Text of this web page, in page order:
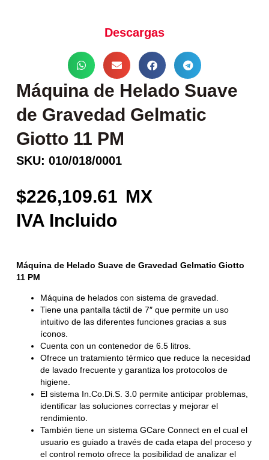
Descargas
Máquina de Helado Suave
de Gravedad Gelmatic
Giotto 11 PM
SKU: 010/018/0001
226,109.61
Máquina de Helado Suave de Gravedad Gelmatic Giotto
11 PM
Máquina de helados con sistema de gravedad.
Tiene una pantalla táctil de 7″ que permite un uso
intuitivo de las diferentes funciones gracias a sus
íconos.
Cuenta con un contenedor de 6.5 litros.
Ofrece un tratamiento térmico que reduce la necesidad
de lavado frecuente y garantiza los protocolos de
higiene.
El sistema In.Co.Di.S. 3.0 permite anticipar problemas,
identificar las soluciones correctas y mejorar el
rendimiento.
También tiene un sistema GCare Connect en el cual el
usuario es guiado a través de cada etapa del proceso y
el control remoto ofrece la posibilidad de analizar el